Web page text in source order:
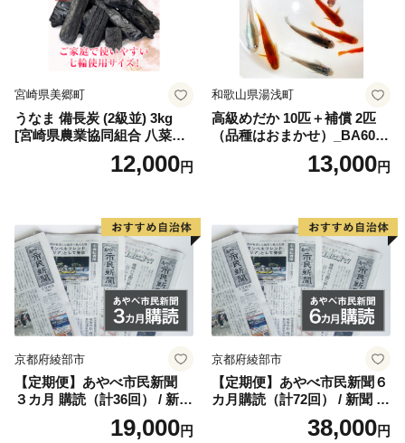
他ではなかなか手に入らない逸品揃いです。
清酒蔵元さんも活発で、清らかな水で育てられた酒米を
使った清酒は辛党の方でなくても納得の大変美味しいお
酒が目白押しです。
のお酒もご準備しております。
濃厚クリーミィでミルキーなヨーグルトや、清酒と組み
合わせて作ったヨーグルトのお酒などは女性の方にも人
気のお品。
このほかにも、二百年もの歴史のある醸造さんが作る味
噌や醤油などの発酵食品の数々。
山々に囲まれた寒暖差のある土地でつくられた、甘くて
みずみずしい季節の野菜や果物等多数提供いたしており
宮崎県美郷町
うなま 備長炭 (2級並) 3kg
[宮崎県農業協同組合 八菜館
ひゅうが店 宮崎県 美郷町 31
ap0012] BBQ 七輪 焼肉 高火
ュー 宮崎県 産 送料無料
12,000円
和歌山県湯浅町
高級めだか 10匹＋補償 2匹
（品種はおまかせ）_BA6001
13,000円
京都府綾部市
【定期便】あやべ市民新聞
３カ月 購読（計36回） / 新聞
情報誌 定期購読 綾部市 / 株
式会社あやべ市民新聞社［B
19,000円
京都府綾部市
【定期便】あやべ市民新聞６
カ月購読（計72回） / 新聞 情
報誌 定期購読 綾部市 / 株式
会社あやべ市民新聞社［BSC
38,000円